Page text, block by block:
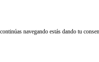
navegando estás dando tu